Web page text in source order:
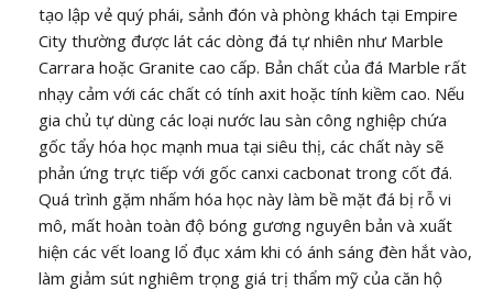
tạo lập vẻ quý phái, sảnh đón và phòng khách tại Empire
City thường được lát các dòng đá tự nhiên như Marble
Carrara hoặc Granite cao cấp. Bản chất của đá Marble rất
nhạy cảm với các chất có tính axit hoặc tính kiềm cao. Nếu
gia chủ tự dùng các loại nước lau sàn công nghiệp chứa
gốc tẩy hóa học mạnh mua tại siêu thị, các chất này sẽ
phản ứng trực tiếp với gốc canxi cacbonat trong cốt đá.
Quá trình gặm nhấm hóa học này làm bề mặt đá bị rỗ vi
mô, mất hoàn toàn độ bóng gương nguyên bản và xuất
hiện các vết loang lổ đục xám khi có ánh sáng đèn hắt vào,
làm giảm sút nghiêm trọng giá trị thẩm mỹ của căn hộ